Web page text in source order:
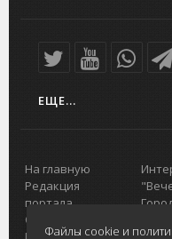
ЕЩЕ...
На главную
Редакция
портала
О проекте
Файлы cookie и